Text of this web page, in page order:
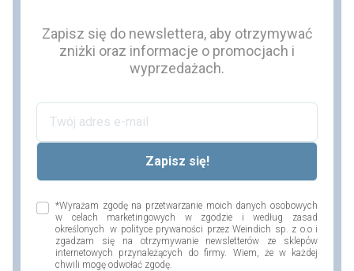
Zapisz się do newslettera, aby otrzymywać
zniżki oraz informacje o promocjach i
wyprzedażach.
*Wyrażam zgodę na przetwarzanie moich danych osobowych
w celach marketingowych w zgodzie i według zasad
określonych w polityce prywaności przez Weindich sp. z o.o i
zgadzam się na otrzymywanie newsletterów ze sklepów
internetowych przynależących do firmy. Wiem, że w każdej
chwili mogę odwołać zgodę.